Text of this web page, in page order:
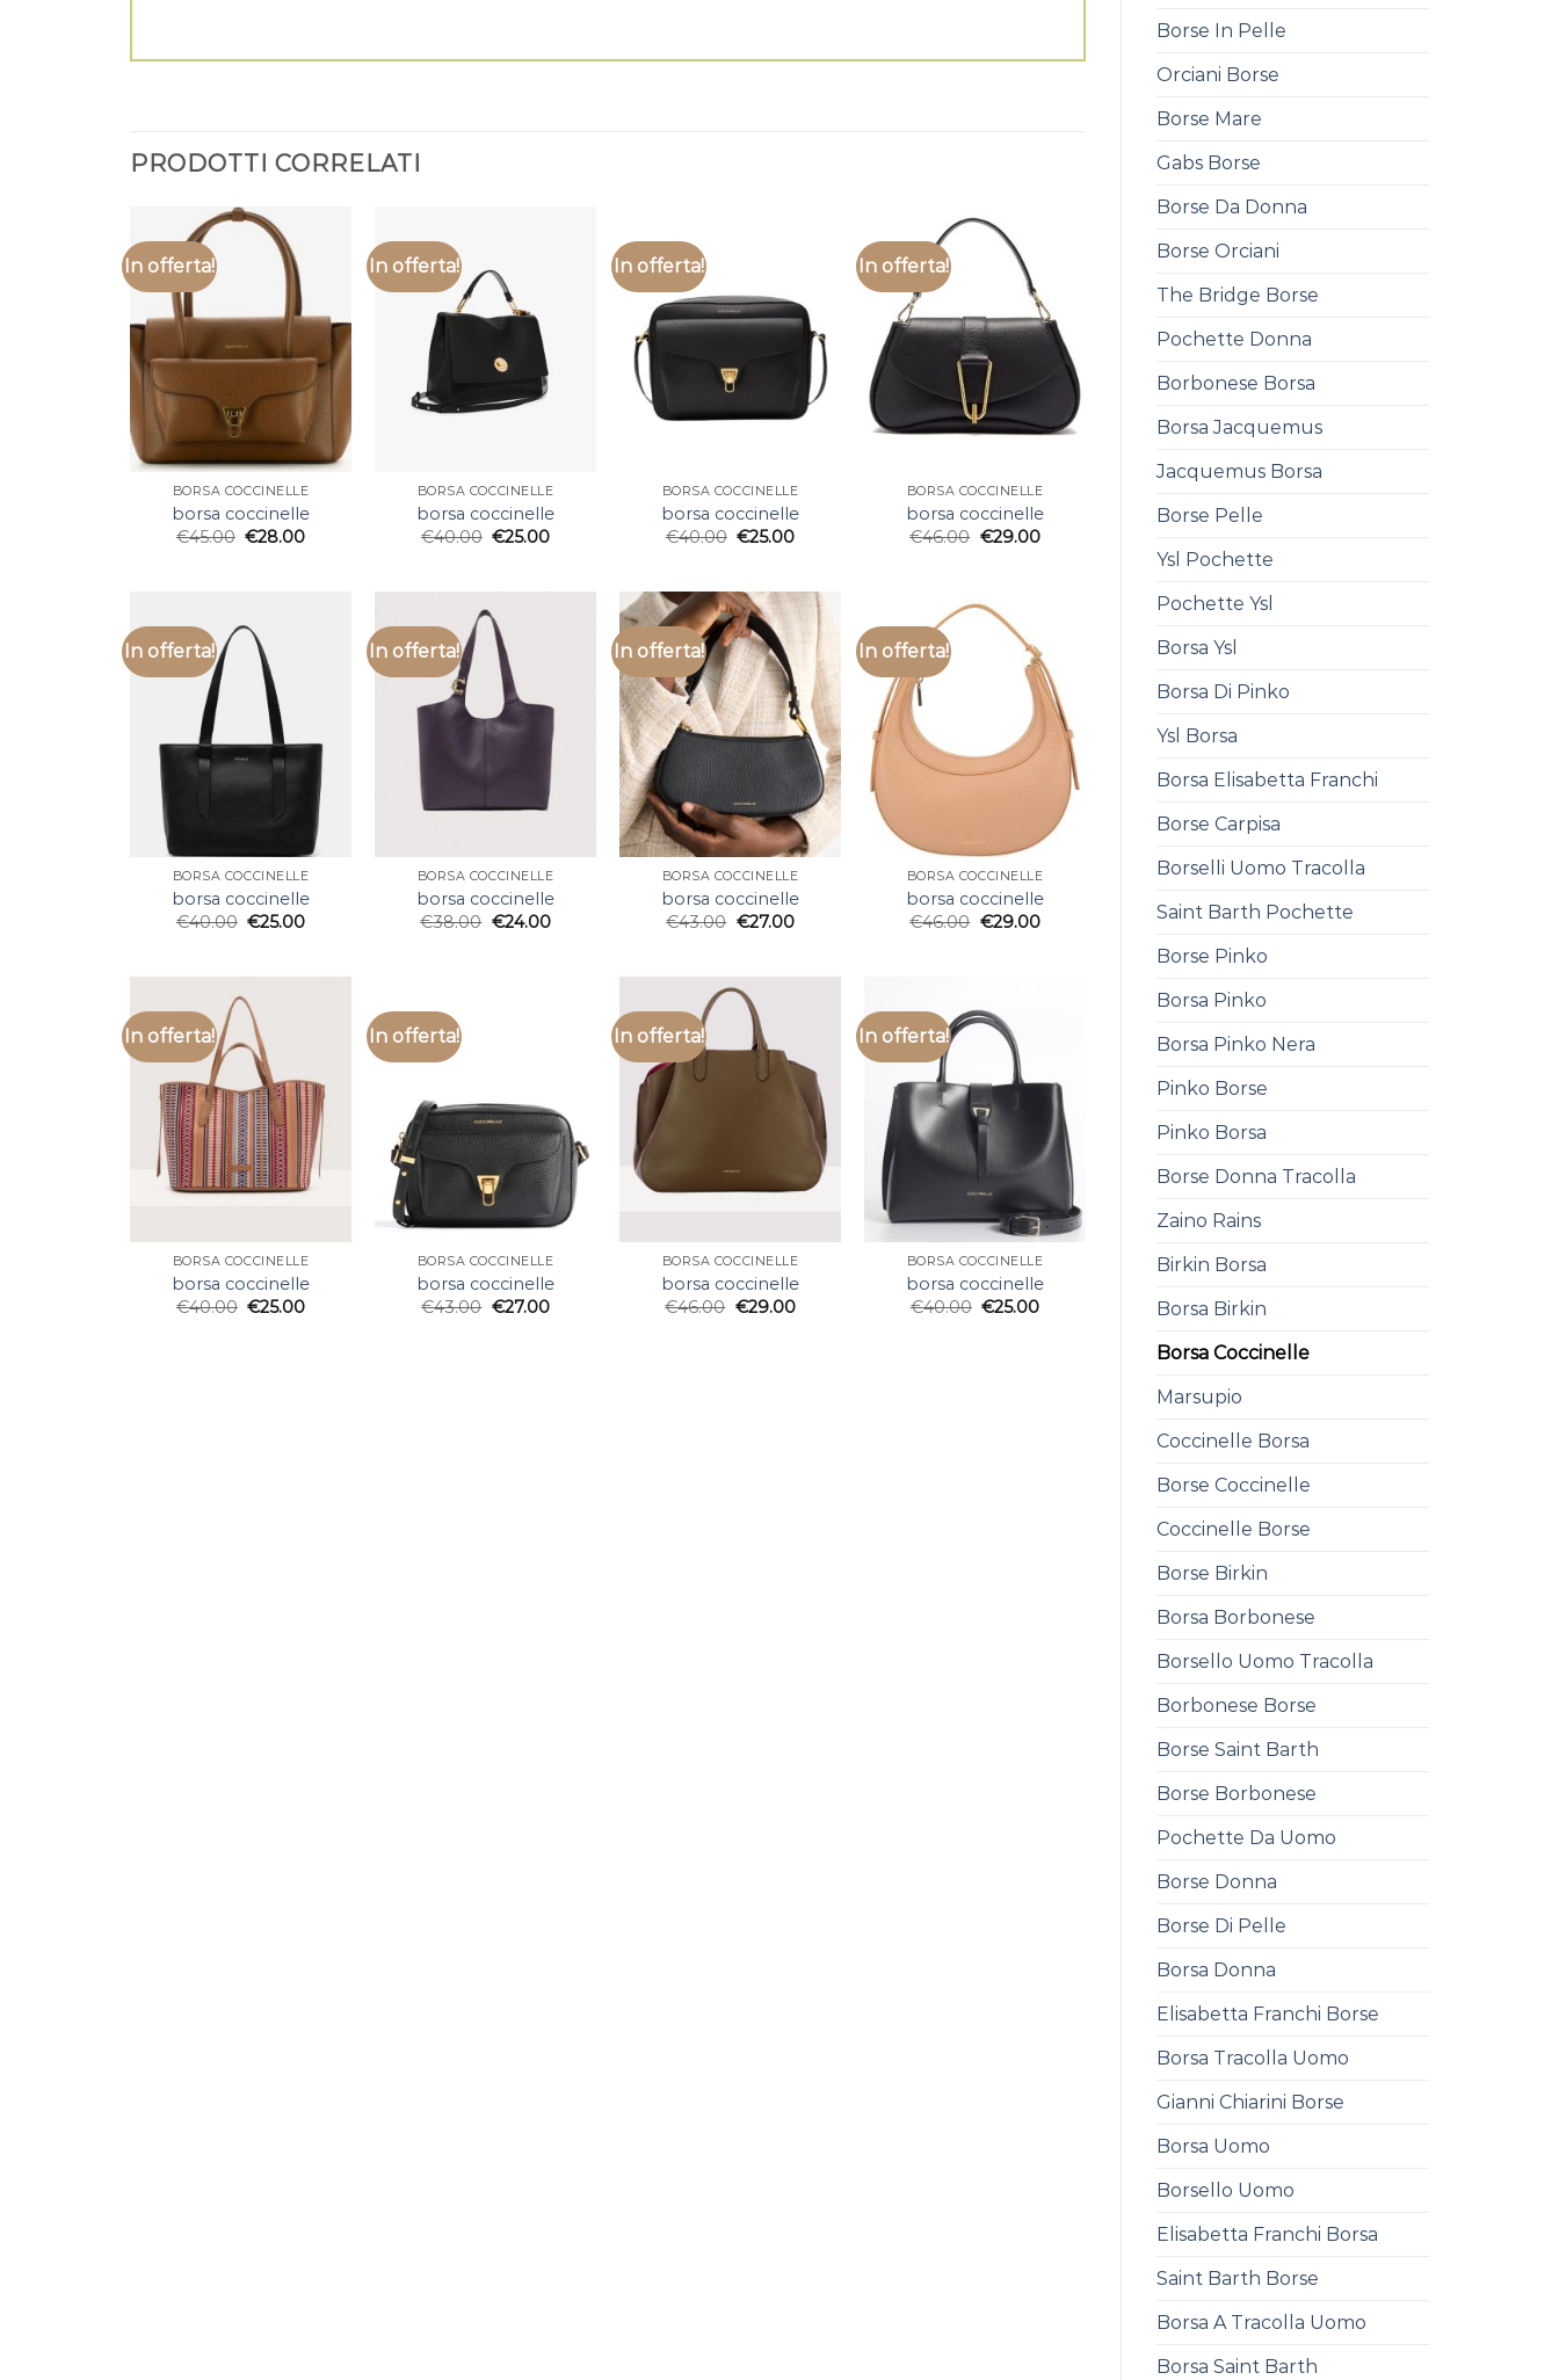
Borse In Pelle
Orciani Borse
Borse Mare
Gabs Borse
Borse Da Donna
Borse Orciani
The Bridge Borse
Pochette Donna
Borbonese Borsa
Borsa Jacquemus
Jacquemus Borsa
Borse Pelle
Ysl Pochette
Pochette Ysl
Borsa Ysl
Borsa Di Pinko
Ysl Borsa
Borsa Elisabetta Franchi
Borse Carpisa
Borselli Uomo Tracolla
Saint Barth Pochette
Borse Pinko
Borsa Pinko
Borsa Pinko Nera
Pinko Borse
Pinko Borsa
Borse Donna Tracolla
Zaino Rains
Birkin Borsa
Borsa Birkin
Borsa Coccinelle
Marsupio
Coccinelle Borsa
Borse Coccinelle
Coccinelle Borse
Borse Birkin
Borsa Borbonese
Borsello Uomo Tracolla
Borbonese Borse
Borse Saint Barth
Borse Borbonese
Pochette Da Uomo
Borse Donna
Borse Di Pelle
Borsa Donna
Elisabetta Franchi Borse
Borsa Tracolla Uomo
Gianni Chiarini Borse
Borsa Uomo
Borsello Uomo
Elisabetta Franchi Borsa
Saint Barth Borse
Borsa A Tracolla Uomo
Borsa Saint Barth
PRODOTTI CORRELATI
In offerta!
BORSA COCCINELLE
borsa coccinelle
€45.00 €28.00
In offerta!
BORSA COCCINELLE
borsa coccinelle
€40.00 €25.00
In offerta!
BORSA COCCINELLE
borsa coccinelle
€40.00 €25.00
In offerta!
BORSA COCCINELLE
borsa coccinelle
€46.00 €29.00
In offerta!
BORSA COCCINELLE
borsa coccinelle
€40.00 €25.00
In offerta!
BORSA COCCINELLE
borsa coccinelle
€38.00 €24.00
In offerta!
BORSA COCCINELLE
borsa coccinelle
€43.00 €27.00
In offerta!
BORSA COCCINELLE
borsa coccinelle
€46.00 €29.00
In offerta!
BORSA COCCINELLE
borsa coccinelle
€40.00 €25.00
In offerta!
BORSA COCCINELLE
borsa coccinelle
€43.00 €27.00
In offerta!
BORSA COCCINELLE
borsa coccinelle
€46.00 €29.00
In offerta!
BORSA COCCINELLE
borsa coccinelle
€40.00 €25.00